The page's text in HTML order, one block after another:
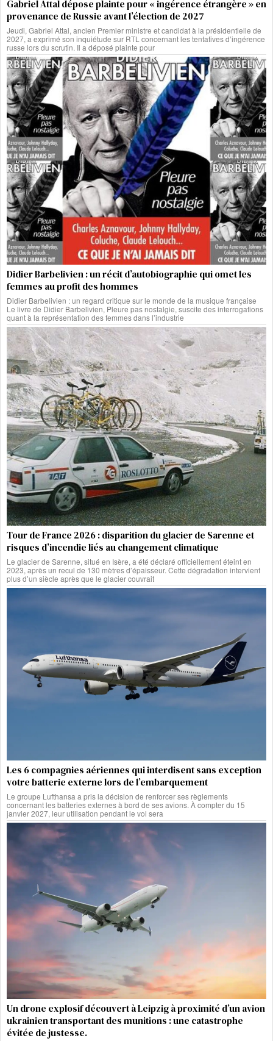
Gabriel Attal dépose plainte pour « ingérence étrangère » en
provenance de Russie avant l’élection de 2027
Jeudi, Gabriel Attal, ancien Premier ministre et candidat à la présidentielle de
2027, a exprimé son inquiétude sur RTL concernant les tentatives d’ingérence
russe lors du scrutin. Il a déposé plainte pour
Didier Barbelivien : un récit d’autobiographie qui omet les
femmes au profit des hommes
Didier Barbelivien : un regard critique sur le monde de la musique française
Le livre de Didier Barbelivien, Pleure pas nostalgie, suscite des interrogations
quant à la représentation des femmes dans l’industrie
Tour de France 2026 : disparition du glacier de Sarenne et
risques d’incendie liés au changement climatique
Le glacier de Sarenne, situé en Isère, a été déclaré officiellement éteint en
2023, après un recul de 130 mètres d’épaisseur. Cette dégradation intervient
plus d’un siècle après que le glacier couvrait
Les 6 compagnies aériennes qui interdisent sans exception
votre batterie externe lors de l’embarquement
Le groupe Lufthansa a pris la décision de renforcer ses règlements
concernant les batteries externes à bord de ses avions. À compter du 15
janvier 2027, leur utilisation pendant le vol sera
Un drone explosif découvert à Leipzig à proximité d’un avion
ukrainien transportant des munitions : une catastrophe
évitée de justesse.